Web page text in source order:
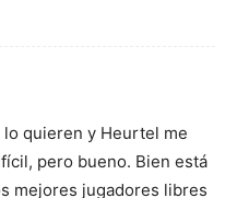
lo quieren y Heurtel me
pero bueno. Bien está
mejores jugadores libres